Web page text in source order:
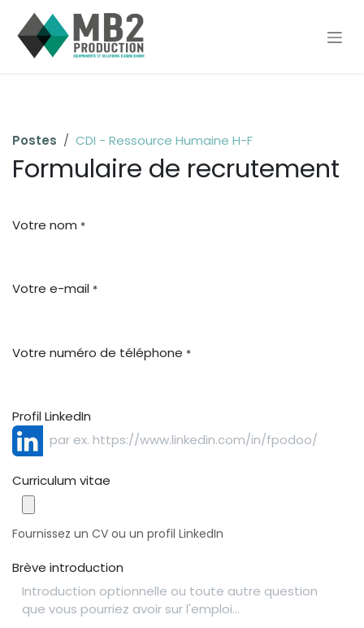
Postes CDI - Ressource Humaine H-F
Formulaire de recrutement
Votre nom *
Votre e-mail *
Votre numéro de téléphone *
Profil LinkedIn
Curriculum vitae
Fournissez un CV ou un profil LinkedIn
Brève introduction